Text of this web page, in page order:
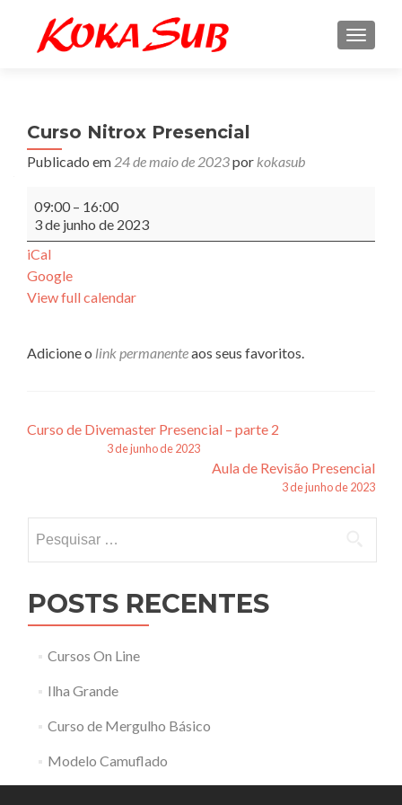
Curso Nitrox Presencial
Publicado em 24 de maio de 2023por kokasub
Nitrox
Presencial
09:00 – 16:00
3 de junho de 2023
iCal
Google
View full calendar
Adicione o link permanenteaos seus favoritos.
Navegação
Curso de Divemaster Presencial – parte 2
3 de junho de 2023
Aula de Revisão Presencial
3 de junho de 2023
por:
POSTS RECENTES
Cursos On Line
Ilha Grande
Curso de Mergulho Básico
Modelo Camuflado